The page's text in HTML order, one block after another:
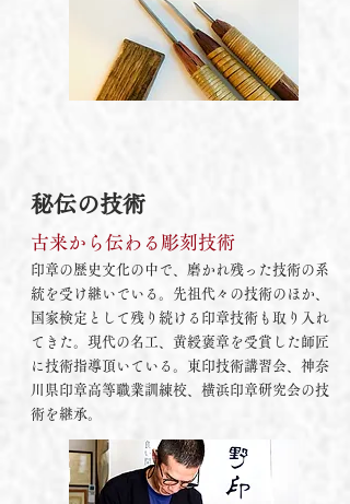
秘伝の技術
古来から伝わる彫刻技術
印章の歴史文化の中で、磨かれ残った技術の系
統を受け継いでいる。先祖代々の技術のほか、
国家検定として残り続ける印章技術も取り入れ
てきた。現代の名工、黄綬褒章を受賞した師匠
に技術指導頂いている。東印技術講習会、神奈
川県印章高等職業訓練校、横浜印章研究会の技
術を継承。